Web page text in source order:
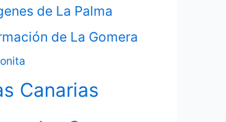
de La Palma
de La Gomera
Canarias